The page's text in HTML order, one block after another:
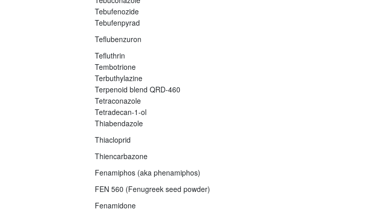
Tebufenozide
Tebufenpyrad
Teflubenzuron
Tefluthrin
Tembotrione
Terbuthylazine
Terpenoid blend QRD-460
Tetraconazole
Tetradecan-1-ol
Thiabendazole
Thiacloprid
Thiencarbazone
Fenamiphos (aka phenamiphos)
FEN 560 (Fenugreek seed powder)
Fenamidone